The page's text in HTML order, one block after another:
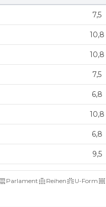
7,5
10,8
10,8
7,5
6,8
10,8
6,8
9,5
Parlament Reihen U-Form